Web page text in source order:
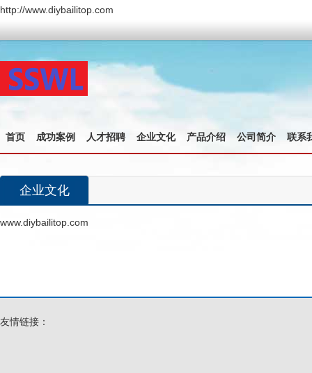
http://www.diybailitop.com
首页 成功案例 人才招聘 企业文化 产品介绍 公司简介 联系
企业文化
www.diybailitop.com
友情链接：